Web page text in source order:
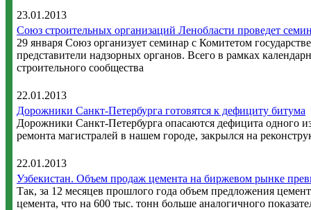
23.01.2013
Союз строительных организаций Ленобласти проведет
29 января Союз организует семинар с Комитетом
представители надзорных органов. Всего в рамках
строительного сообщества
22.01.2013
Дорожники Санкт-Петербурга готовятся к дефициту битума
Дорожники Санкт-Петербурга опасаются дефицита одного
ремонта магистралей в нашем городе, закрылся на
22.01.2013
Узбекистан. Объем продаж цемента на биржевом рынке
Так, за 12 месяцев прошлого года объем предложения
цемента, что на 600 тыс. тонн больше аналогичного